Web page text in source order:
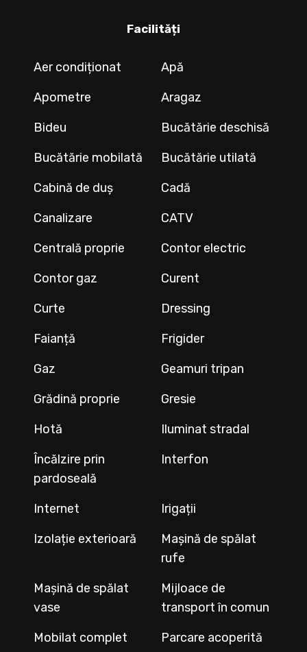
Facilități
Aer condiționat
Apă
Apometre
Aragaz
Bideu
Bucătărie deschisă
Bucătărie mobilată
Bucătărie utilată
Cabină de duș
Cadă
Canalizare
CATV
Centrală proprie
Contor electric
Contor gaz
Curent
Curte
Dressing
Faianță
Frigider
Gaz
Geamuri tripan
Grădină proprie
Gresie
Hotă
Iluminat stradal
Încălzire prin
pardoseală
Interfon
Internet
Irigații
Izolație exterioară
Mașină de spălat
rufe
Mașină de spălat
vase
Mijloace de
transport în comun
Mobilat complet
Parcare acoperită